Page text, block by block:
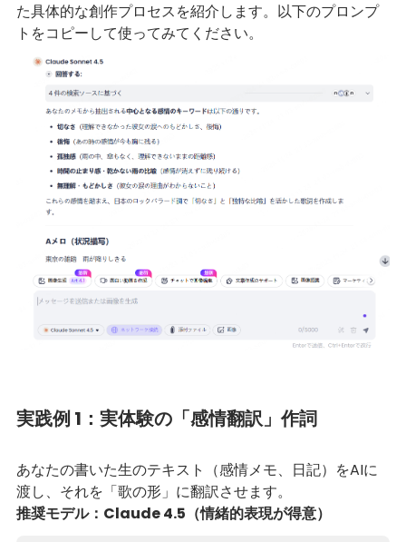
た具体的な創作プロセスを紹介します。以下のプロンプ
トをコピーして使ってみてください。
実践例 1：実体験の「感情翻訳」作詞
あなたの書いた生のテキスト（感情メモ、日記）をAIに
渡し、それを「歌の形」に翻訳させます。
推奨モデル：Claude 4.5（情緒的表現が得意）